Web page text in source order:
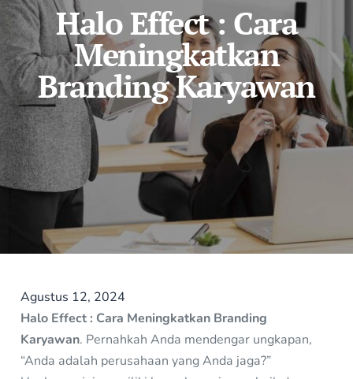
Halo Effect : Cara
Meningkatkan
Branding Karyawan
Agustus 12, 2024
Halo Effect : Cara Meningkatkan Branding
Karyawan. Pernahkah Anda mendengar ungkapan,
“Anda adalah perusahaan yang Anda jaga?”